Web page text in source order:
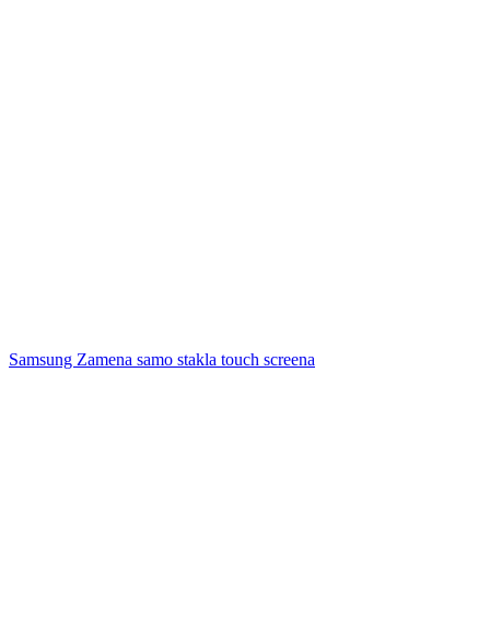
Samsung Zamena samo stakla touch screena